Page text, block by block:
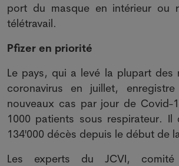
port du masque en intérieur ou
télétravail.
Pfizer en priorité
Le pays, qui a levé la plupart des
coronavirus en juillet,
nouveaux cas par jour de Covid-
1000 patients sous respirateur.
134'000 décès depuis le début de
Les experts du JCVI,